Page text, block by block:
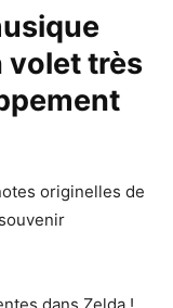
volet très
originelles de